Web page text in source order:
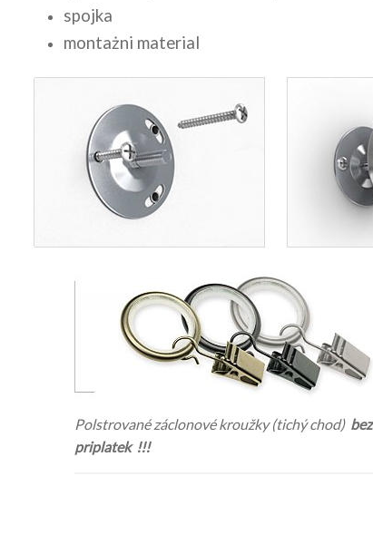
spojka
montażni material
Polstrované záclonové kroužky (tichý chod)bez
priplatek !!!